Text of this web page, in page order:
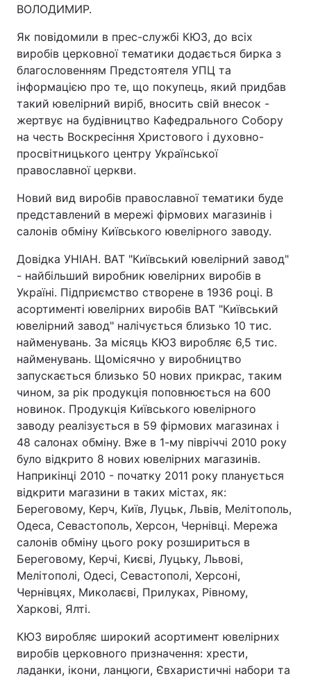
ВОЛОДИМИР.
Як повідомили в прес-службі КЮЗ, до всіх
виробів церковної тематики додається бирка з
благословенням Предстоятеля УПЦ та
інформацією про те, що покупець, який придбав
такий ювелірний виріб, вносить свій внесок -
жертвує на будівництво Кафедрального Собору
на честь Воскресіння Христового і духовно-
просвітницького центру Української
православної церкви.
Новий вид виробів православної тематики буде
представлений в мережі фірмових магазинів і
салонів обміну Київського ювелірного заводу.
Довідка УНІАН. ВАТ "Київський ювелірний завод"
- найбільший виробник ювелірних виробів в
Україні. Підприємство створене в 1936 році. В
асортименті ювелірних виробів ВАТ "Київський
ювелірний завод" налічується близько 10 тис.
найменувань. За місяць КЮЗ виробляє 6,5 тис.
найменувань. Щомісячно у виробництво
запускається близько 50 нових прикрас, таким
чином, за рік продукція поповнюється на 600
новинок. Продукція Київського ювелірного
заводу реалізується в 59 фірмових магазинах і
48 салонах обміну. Вже в 1-му півріччі 2010 року
було відкрито 8 нових ювелірних магазинів.
Наприкінці 2010 - початку 2011 року планується
відкрити магазини в таких містах, як:
Береговому, Керч, Київ, Луцьк, Львів, Мелітополь,
Одеса, Севастополь, Херсон, Чернівці. Мережа
салонів обміну цього року розшириться в
Береговому, Керчі, Києві, Луцьку, Львові,
Мелітополі, Одесі, Севастополі, Херсоні,
Чернівцях, Миколаєві, Прилуках, Рівному,
Харкові, Ялті.
КЮЗ виробляє широкий асортимент ювелірних
виробів церковного призначення: хрести,
ладанки, ікони, ланцюги, Євхаристичні набори та